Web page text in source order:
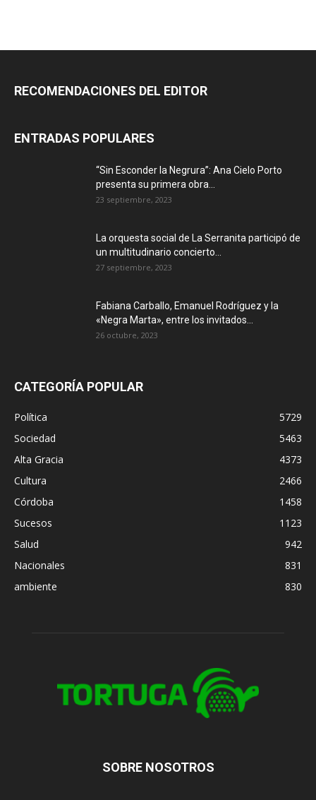
RECOMENDACIONES DEL EDITOR
ENTRADAS POPULARES
“Sin Esconder la Negrura”: Ana Cielo Porto
presenta su primera obra...
23 septiembre, 2023
La orquesta social de La Serranita participó de
un multitudinario concierto...
27 septiembre, 2023
Fabiana Carballo, Emanuel Rodríguez y la
«Negra Marta», entre los invitados...
26 octubre, 2023
CATEGORÍA POPULAR
Política
5729
Sociedad
5463
Alta Gracia
4373
Cultura
2466
Córdoba
1458
Sucesos
1123
Salud
942
Nacionales
831
ambiente
830
SOBRE NOSOTROS